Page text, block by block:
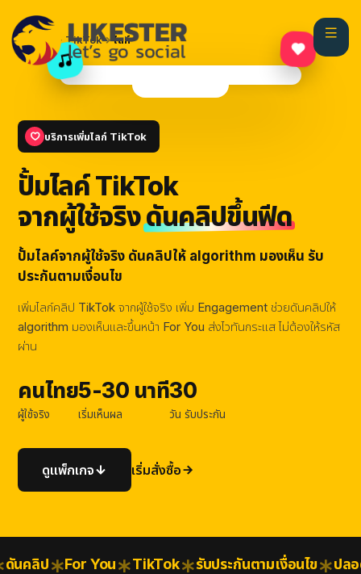
หน้าแรก TikTok ไลก์
บริการเพิ่มไลก์ TikTok
ปั้มไลค์ TikTok
จากผู้ใช้จริงดันคลิปขึ้นฟีด
ปั้มไลค์จากผู้ใช้จริง ดันคลิปให้ algorithm มองเห็น รับ
ประกันตามเงื่อนไข
เพิ่มไลก์คลิป TikTok จากผู้ใช้จริง เพิ่ม Engagement ช่วยดันคลิปให้
algorithm มองเห็นและขึ้นหน้า For You ส่งไวทันกระแส ไม่ต้องให้รหัส
ผ่าน
คนไทย
ผู้ใช้จริง
5-30 นาที
เริ่มเห็นผล
30
วัน รับประกัน
ดูแพ็กเกจ เริ่มสั่งซื้อ
กำลังติดตามFor You
เสียงต้นฉบับ — Likester
คลิป For You TikTok รับประกันตามเงื่อนไข ปลอด